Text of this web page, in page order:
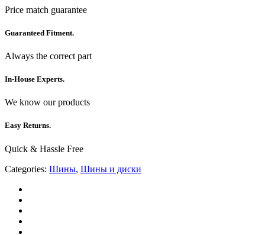
Price match guarantee
Guaranteed Fitment.
Always the correct part
In-House Experts.
We know our products
Easy Returns.
Quick & Hassle Free
Categories: Шины, Шины и диски